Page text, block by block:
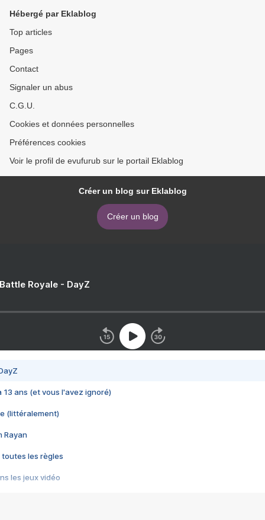
Hébergé par Eklablog
Top articles
Pages
Contact
Signaler un abus
C.G.U.
Cookies et données personnelles
Préférences cookies
Voir le profil de evufurub sur le portail Eklablog
Créer un blog sur Eklablog
Créer un blog
Royale - DayZ
13 ans (et vous l'avez ignoré)
(littéralement)
Rayan
toutes les règles
les jeux vidéo